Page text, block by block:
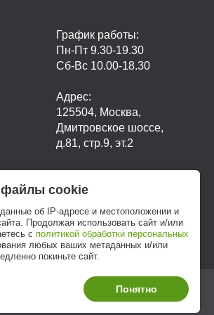
файлы cookie
об IP-адресе и местоположении и
Продолжая использовать сайт и/или
с политикой обработки персональных
любых ваших метаданных и/или
покиньте сайт.
Понятно
График работы:
Пн-Пт 9.30-19.30
Сб-Вс 10.00-18.30
Адрес:
125504, Москва,
Дмитровское шоссе,
д.81, стр.9, эт.2
Кузнецов Анатолий